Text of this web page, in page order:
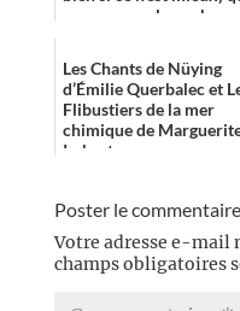
propose quelque chose
Les Chants de Nüying
d’Émilie Querbalec et
Flibustiers de la mer
chimique de
Imbert
Poster le commentaire
Votre adresse e-mail
champs obligatoires